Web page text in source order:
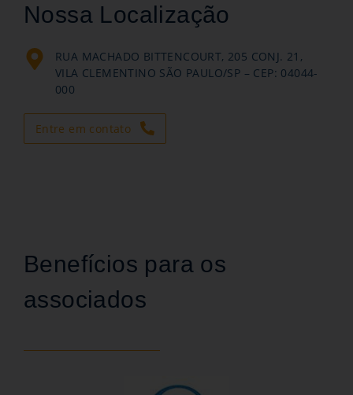
Nossa Localização
RUA MACHADO BITTENCOURT, 205 CONJ. 21,
VILA CLEMENTINO SÃO PAULO/SP – CEP: 04044-
000
Entre em contato
Benefícios para os
associados